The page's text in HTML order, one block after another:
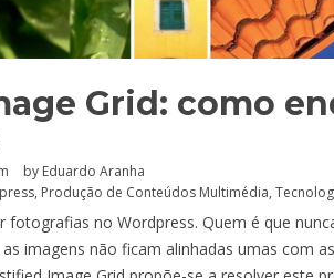
Grid: como
by Eduardo Aranha
, Produção de Conteúdos Multimédia,
fotografias no Wordpress. Quem é que
imagens não ficam alinhadas umas com